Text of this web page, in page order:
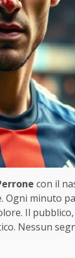
con il
Ogni minuto
Il
Nessun